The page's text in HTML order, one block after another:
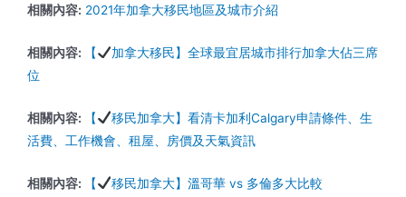
相關內容: 2021年加拿大移民地區及城市介紹
相關內容: 【
加拿大移民】全球最宜居城市排行加拿大佔三席
位
相關內容: 【
移民加拿大】看清卡加利Calgary申請條件、生
活費、工作機會、租屋、房價及天氣資訊
相關內容: 【 移民加拿大】溫哥華 vs 多倫多大比較